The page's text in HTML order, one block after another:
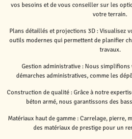
vos besoins et de vous conseiller sur les
votre terrain.
Plans détaillés et projections 3D : Visualisez
outils modernes qui permettent de planifier
travaux.
Gestion administrative : Nous
démarches administratives, comme les
Construction de qualité : Grâce à notre
béton armé, nous garantissons des
Matériaux haut de gamme : Carrelage, pierre,
des matériaux de prestige pour un